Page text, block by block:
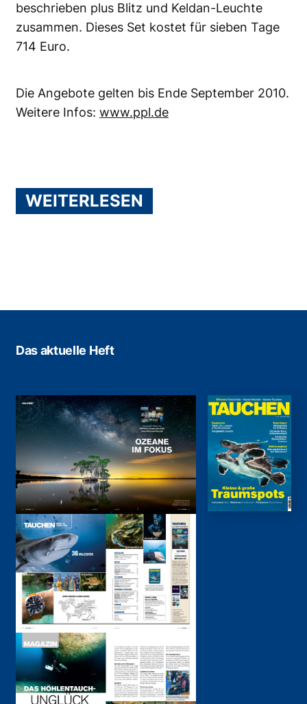
beschrieben plus Blitz und Keldan-Leuchte
zusammen. Dieses Set kostet für sieben Tage
714 Euro.
Die Angebote gelten bis Ende September 2010.
Weitere Infos: www.ppl.de
WEITERLESEN
Das aktuelle Heft